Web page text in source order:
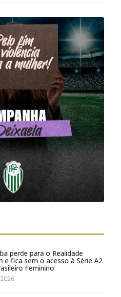
perde para o Realidade
e fica sem o acesso à Série A2
Feminino